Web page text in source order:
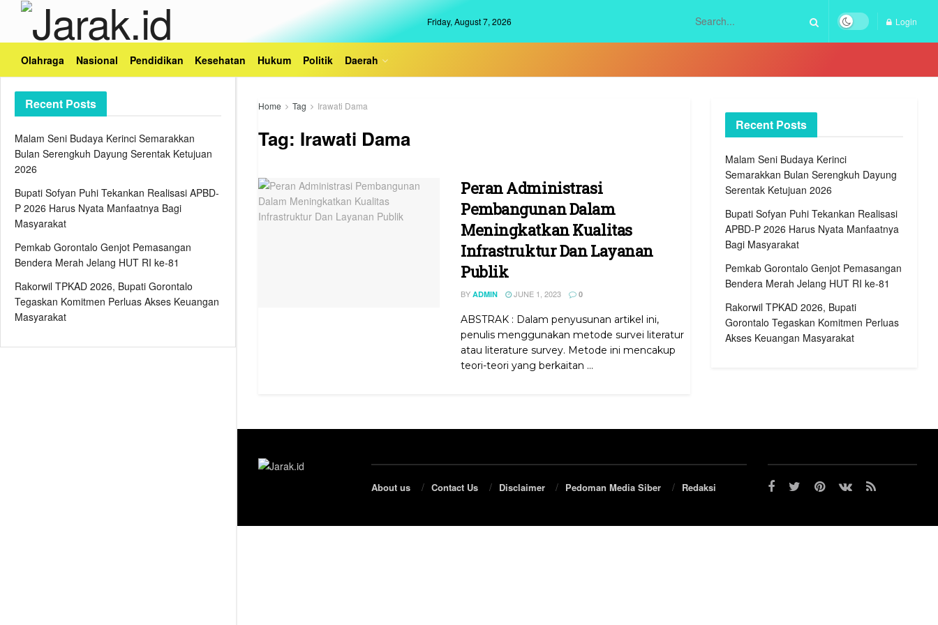
Recent Posts
Malam Seni Budaya Kerinci Semarakkan
Bulan Serengkuh Dayung Serentak Ketujuan
2026
Bupati Sofyan Puhi Tekankan Realisasi APBD-
P 2026 Harus Nyata Manfaatnya Bagi
Masyarakat
Pemkab Gorontalo Genjot Pemasangan
Bendera Merah Jelang HUT RI ke-81
Rakorwil TPKAD 2026, Bupati Gorontalo
Tegaskan Komitmen Perluas Akses Keuangan
Masyarakat
Friday, August 7, 2026 Login
Olahraga Nasional Pendidikan Kesehatan Hukum Politik Daerah
Home Tag Irawati Dama
Tag: Irawati Dama
Peran Administrasi
Pembangunan Dalam
Meningkatkan Kualitas
Infrastruktur Dan Layanan
Publik
BY ADMIN JUNE 1, 2023 0
ABSTRAK : Dalam penyusunan artikel ini,
penulis menggunakan metode survei literatur
atau literature survey. Metode ini mencakup
teori-teori yang berkaitan ...
Recent Posts
Malam Seni Budaya Kerinci
Semarakkan Bulan Serengkuh Dayung
Serentak Ketujuan 2026
Bupati Sofyan Puhi Tekankan Realisasi
APBD-P 2026 Harus Nyata Manfaatnya
Bagi Masyarakat
Pemkab Gorontalo Genjot Pemasangan
Bendera Merah Jelang HUT RI ke-81
Rakorwil TPKAD 2026, Bupati
Gorontalo Tegaskan Komitmen Perluas
Akses Keuangan Masyarakat
About us Contact Us Disclaimer Pedoman Media Siber Redaksi